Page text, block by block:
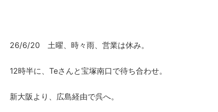
26/6/20 土曜、時々雨、営業は休み。
12時半に、Teさんと宝塚南口で待ち合わせ。
新大阪より、広島経由で呉へ。